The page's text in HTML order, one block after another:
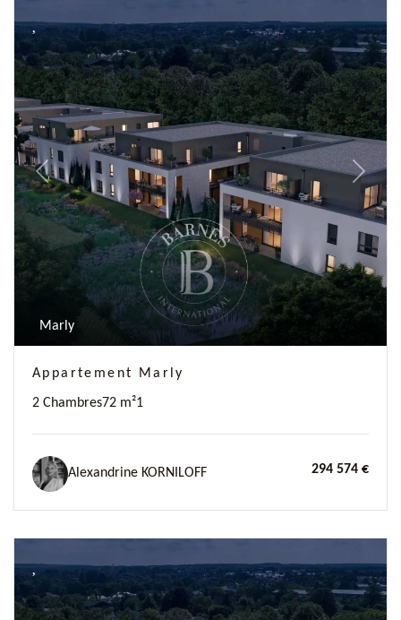
Previous Next
Marly
Appartement Marly
2 Chambres72 m²1
Alexandrine KORNILOFF 294 574 €